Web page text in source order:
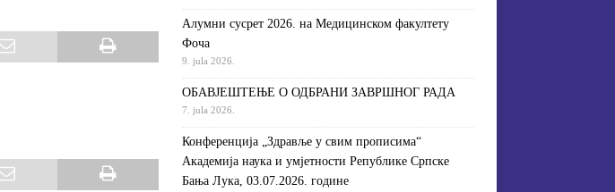
Алумни сусрет 2026. на Медицинском факултету
Фоча
9. jula 2026.
ОБАВЈЕШТЕЊЕ О ОДБРАНИ ЗАВРШНОГ РАДА
7. jula 2026.
Конференција „Здравље у свим прописима“
Академија наука и умјетности Републике Српске
Бања Лука, 03.07.2026. године